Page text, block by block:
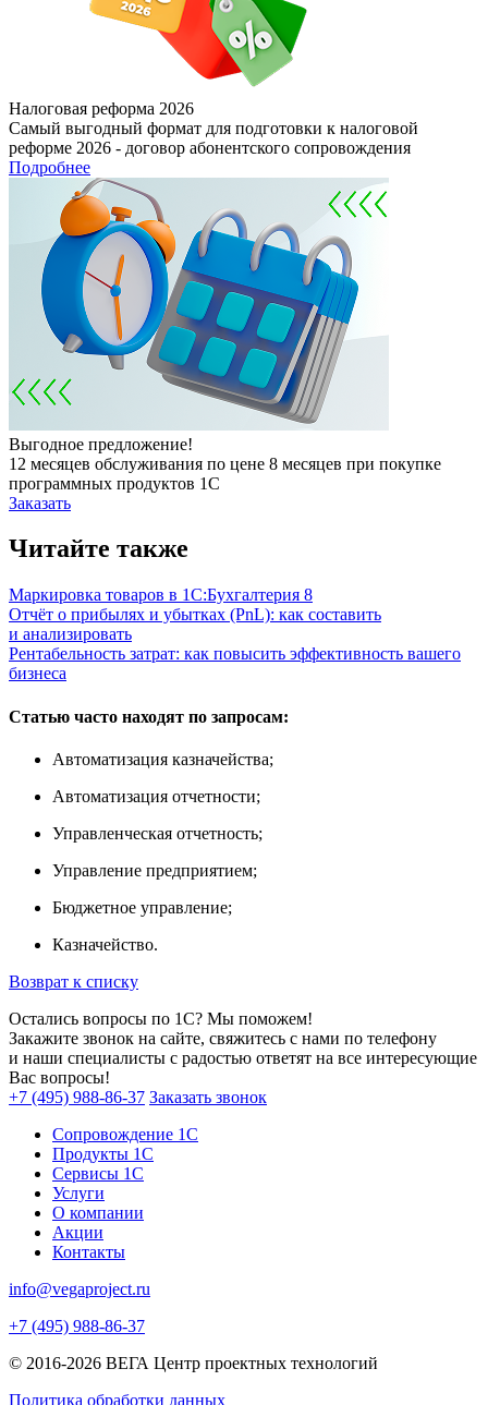
Налоговая реформа 2026
Самый выгодный формат для подготовки к налоговой
реформе 2026 - договор абонентского сопровождения
Подробнее
Выгодное предложение!
12 месяцев обслуживания по цене 8 месяцев при покупке
программных продуктов 1С
Заказать
Читайте также
Маркировка товаров в 1С:Бухгалтерия 8
Отчёт о прибылях и убытках (PnL): как составить
и анализировать
Рентабельность затрат: как повысить эффективность вашего
бизнеса
Статью часто находят по запросам:
Автоматизация казначейства;
Автоматизация отчетности;
Управленческая отчетность;
Управление предприятием;
Бюджетное управление;
Казначейство.
Возврат к списку
Остались вопросы по 1С? Мы поможем!
Закажите звонок на сайте, свяжитесь с нами по телефону
и наши специалисты с радостью ответят на все интересующие
Вас вопросы!
+7 (495) 988-86-37 Заказать звонок
Сопровождение 1С
Продукты 1С
Сервисы 1С
Услуги
О компании
Акции
Контакты
info@vegaproject.ru
+7 (495) 988-86-37
© 2016-2026 ВЕГА Центр проектных технологий
Политика обработки данных